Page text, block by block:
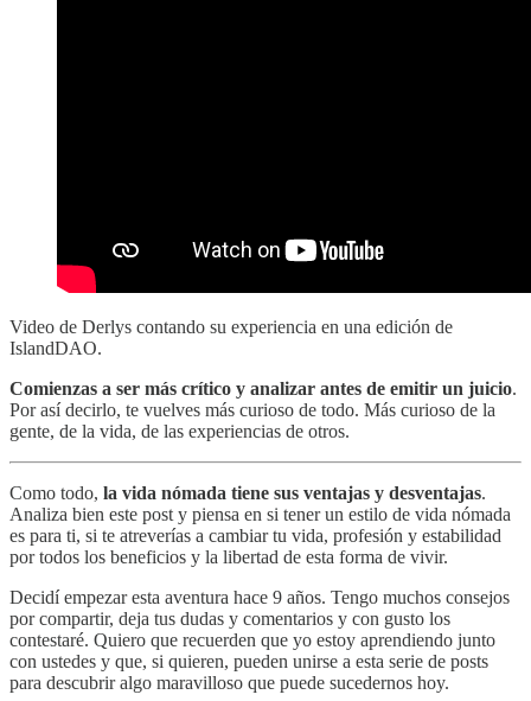
Video de Derlys contando su experiencia en una edición de
IslandDAO.
Comienzas a ser más crítico y analizar antes de emitir un juicio.
Por así decirlo, te vuelves más curioso de todo. Más curioso de la
gente, de la vida, de las experiencias de otros.
Como todo, la vida nómada tiene sus ventajas y desventajas.
Analiza bien este post y piensa en si tener un estilo de vida nómada
es para ti, si te atreverías a cambiar tu vida, profesión y estabilidad
por todos los beneficios y la libertad de esta forma de vivir.
Decidí empezar esta aventura hace 9 años. Tengo muchos consejos
por compartir, deja tus dudas y comentarios y con gusto los
contestaré. Quiero que recuerden que yo estoy aprendiendo junto
con ustedes y que, si quieren, pueden unirse a esta serie de posts
para descubrir algo maravilloso que puede sucedernos hoy.